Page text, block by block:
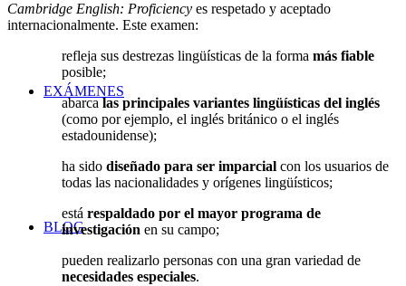
EXÁMENES
BLOG
Cambridge English: Proficiency es respetado y aceptado
internacionalmente. Este examen:
refleja sus destrezas lingüísticas de la forma más fiable
posible;
abarcalas principales variantes lingüísticas del inglés
(como por ejemplo, el inglés británico o el inglés
estadounidense);
ha sido diseñado para ser imparcial con los usuarios de
todas las nacionalidades y orígenes lingüísticos;
está respaldado por el mayor programa de
investigación en su campo;
pueden realizarlo personas con una gran variedad de
necesidades especiales.